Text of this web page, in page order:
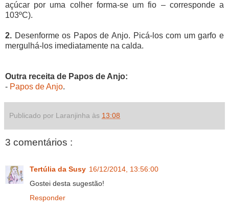
açúcar por uma colher forma-se um fio – corresponde a
103ºC).
2. Desenforme os Papos de Anjo. Picá-los com um garfo e
mergulhá-los imediatamente na calda.
Outra receita de Papos de Anjo:
- Papos de Anjo.
Publicado por Laranjinha às 13:08
3 comentários :
Tertúlia da Susy 16/12/2014, 13:56:00
Gostei desta sugestão!
Responder